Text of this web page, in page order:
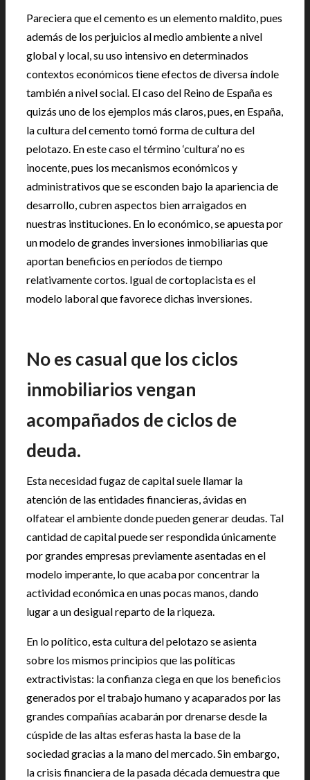
Pareciera que el cemento es un elemento maldito, pues
además de los perjuicios al medio ambiente a nivel
global y local, su uso intensivo en determinados
contextos económicos tiene efectos de diversa índole
también a nivel social. El caso del Reino de España es
quizás uno de los ejemplos más claros, pues, en España,
la cultura del cemento tomó forma de cultura del
pelotazo. En este caso el término ‘cultura’ no es
inocente, pues los mecanismos económicos y
administrativos que se esconden bajo la apariencia de
desarrollo, cubren aspectos bien arraigados en
nuestras instituciones. En lo económico, se apuesta por
un modelo de grandes inversiones inmobiliarias que
aportan beneficios en períodos de tiempo
relativamente cortos. Igual de cortoplacista es el
modelo laboral que favorece dichas inversiones.
No es casual que los ciclos
inmobiliarios vengan
acompañados de ciclos de
deuda.
Esta necesidad fugaz de capital suele llamar la
atención de las entidades financieras, ávidas en
olfatear el ambiente donde pueden generar deudas. Tal
cantidad de capital puede ser respondida únicamente
por grandes empresas previamente asentadas en el
modelo imperante, lo que acaba por concentrar la
actividad económica en unas pocas manos, dando
lugar a un desigual reparto de la riqueza.
En lo político, esta cultura del pelotazo se asienta
sobre los mismos principios que las políticas
extractivistas: la confianza ciega en que los beneficios
generados por el trabajo humano y acaparados por las
grandes compañías acabarán por drenarse desde la
cúspide de las altas esferas hasta la base de la
sociedad gracias a la mano del mercado. Sin embargo,
la crisis financiera de la pasada década demuestra que